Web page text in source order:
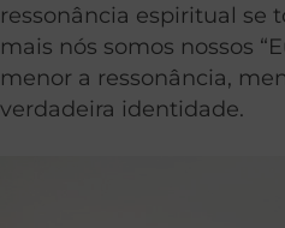
ressonância espiritual se
mais nós somos nossos
menor a ressonância,
verdadeira identidade.